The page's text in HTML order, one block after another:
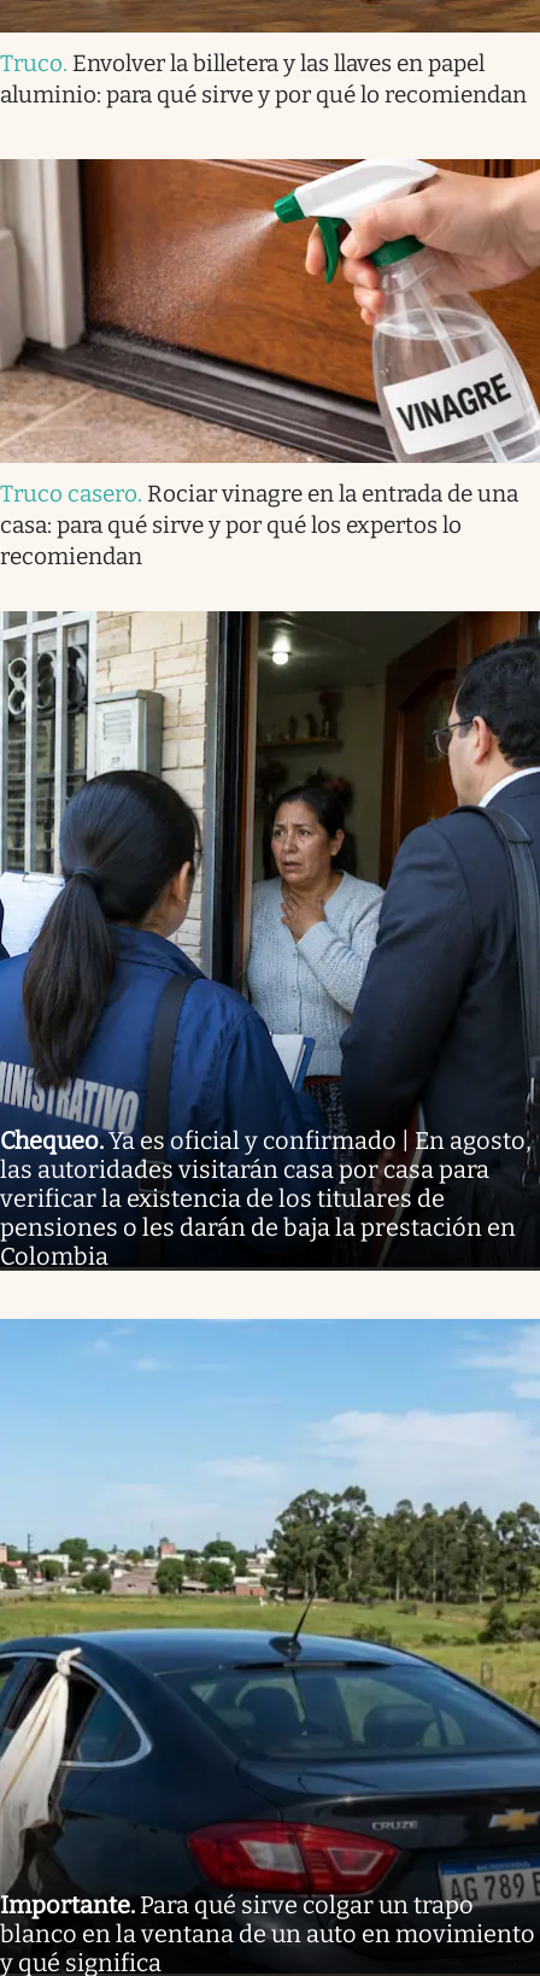
Truco. Envolver la billetera y las llaves en papel
aluminio: para qué sirve y por qué lo recomiendan
Truco casero. Rociar vinagre en la entrada de una
casa: para qué sirve y por qué los expertos lo
recomiendan
Chequeo.Ya es oficial y confirmado | En agosto,
las autoridades visitarán casa por casa para
verificar la existencia de los titulares de
pensiones o les darán de baja la prestación en
Colombia
Importante. Para qué sirve colgar un trapo
blanco en la ventana de un auto en movimiento
y qué significa